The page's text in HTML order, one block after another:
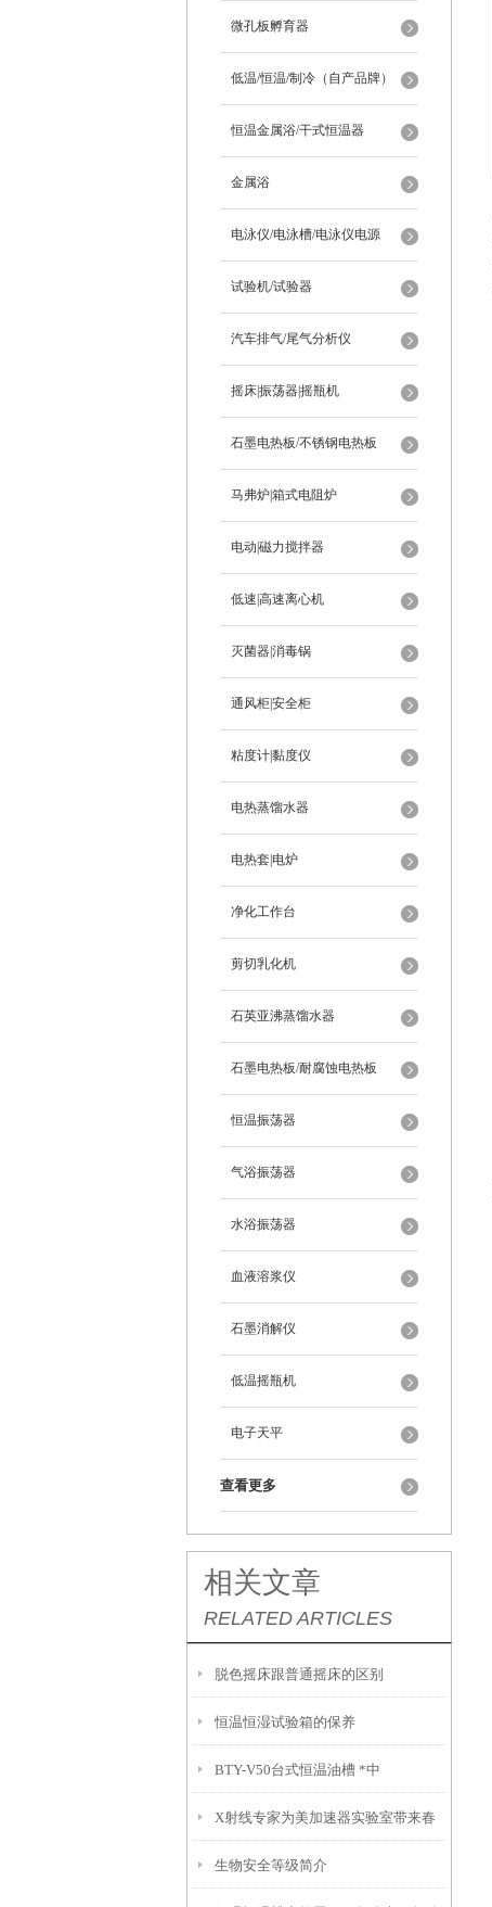
微孔板孵育器
低温/恒温/制冷（自产品牌）
恒温金属浴/干式恒温器
金属浴
电泳仪/电泳槽/电泳仪电源
试验机/试验器
汽车排气/尾气分析仪
摇床|振荡器|摇瓶机
石墨电热板/不锈钢电热板
马弗炉|箱式电阻炉
电动|磁力搅拌器
低速|高速离心机
灭菌器|消毒锅
通风柜|安全柜
粘度计|黏度仪
电热蒸馏水器
电热套|电炉
净化工作台
剪切乳化机
石英亚沸蒸馏水器
石墨电热板/耐腐蚀电热板
恒温振荡器
气浴振荡器
水浴振荡器
血液溶浆仪
石墨消解仪
低温摇瓶机
电子天平
查看更多
相关文章
RELATED ARTICLES
脱色摇床跟普通摇床的区别
恒温恒湿试验箱的保养
BTY-V50台式恒温油槽 *中
X射线专家为美加速器实验室带来春
风
生物安全等级简介